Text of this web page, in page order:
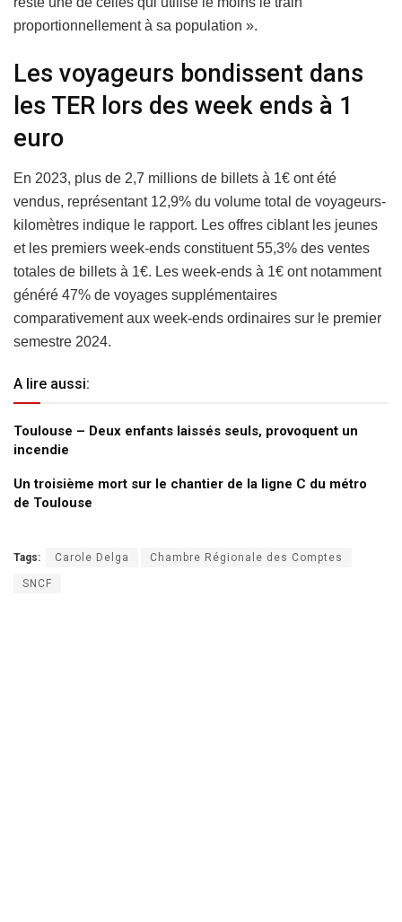
proportionnellement à sa population ».
Les voyageurs bondissent dans
les TER lors des week ends à 1
euro
En 2023, plus de 2,7 millions de billets à 1€ ont été
vendus, représentant 12,9% du volume total de voyageurs-
kilomètres indique le rapport. Les offres ciblant les jeunes
et les premiers week-ends constituent 55,3% des ventes
totales de billets à 1€. Les week-ends à 1€ ont notamment
généré 47% de voyages supplémentaires
comparativement aux week-ends ordinaires sur le premier
semestre 2024.
A lire aussi:
Toulouse – Deux enfants laissés seuls, provoquent un
incendie
Un troisième mort sur le chantier de la ligne C du métro
de Toulouse
Tags: Carole Delga Chambre Régionale des Comptes
SNCF